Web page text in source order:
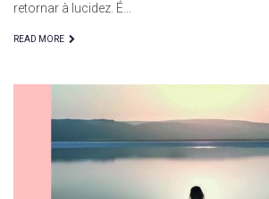
retornar à lucidez. É…
READ MORE